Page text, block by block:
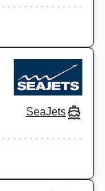
SeaJets